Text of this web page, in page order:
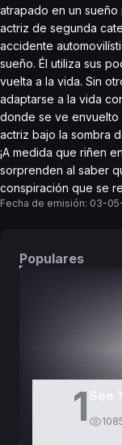
atrapado en un sueño
actriz de segunda
accidente
sueño. Él utiliza sus
vuelta a la vida. Sin
adaptarse a la vida
donde se ve envuelto
actriz bajo la sombra
¡A medida que riñen
sorprenden al saber
conspiración que se
Fecha de emisión: 03-
Populares
1